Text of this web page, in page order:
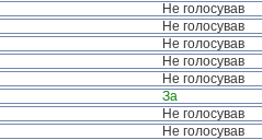
Не голосував
Не голосував
Не голосував
Не голосував
Не голосував
За
Не голосував
Не голосував